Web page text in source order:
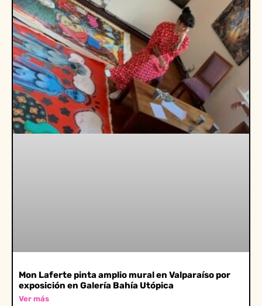
Mon Laferte pinta amplio mural en Valparaíso por
exposición en Galería Bahía Utópica
Ver más